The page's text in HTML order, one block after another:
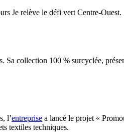
Je relève le défi vert Centre-Ouest.
Sa collection 100 % surcyclée,
l’entreprise a lancé le projet «
textiles techniques.